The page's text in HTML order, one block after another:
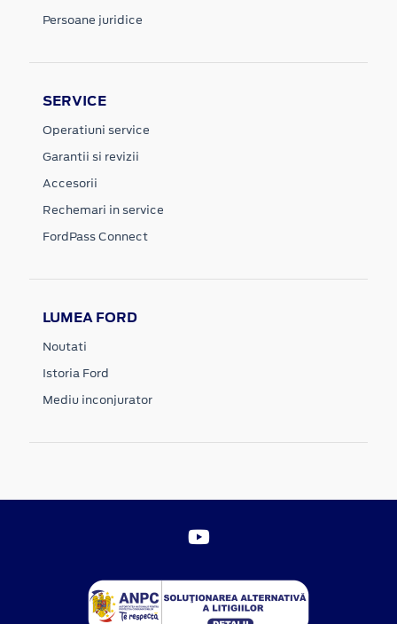
Persoane juridice
SERVICE
Operatiuni service
Garantii si revizii
Accesorii
Rechemari in service
FordPass Connect
LUMEA FORD
Noutati
Istoria Ford
Mediu inconjurator